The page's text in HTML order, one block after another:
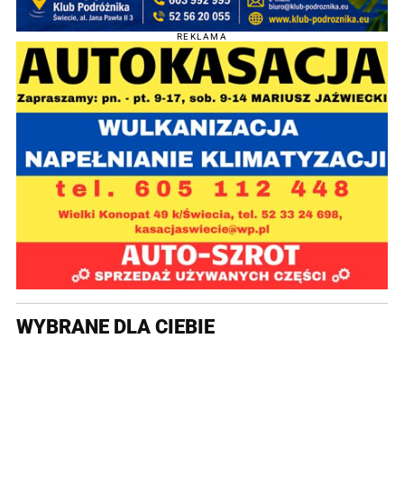
REKLAMA
WYBRANE DLA CIEBIE